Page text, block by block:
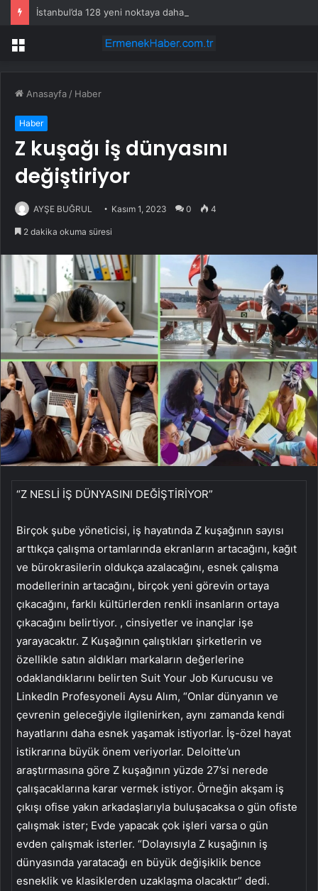
İstanbul’da 128 yeni noktaya daha EDS geliyor
Menü
Anasayfa / Haber
Haber
Z kuşağı iş dünyasını
değiştiriyor
AYŞE BUĞRUL Kasım 1, 2023 0 4
2 dakika okuma süresi
“Z NESLİ İŞ DÜNYASINI DEĞİŞTİRİYOR”
Birçok şube yöneticisi, iş hayatında Z kuşağının sayısı
arttıkça çalışma ortamlarında ekranların artacağını, kağıt
ve bürokrasilerin oldukça azalacağını, esnek çalışma
modellerinin artacağını, birçok yeni görevin ortaya
çıkacağını, farklı kültürlerden renkli insanların ortaya
çıkacağını belirtiyor. , cinsiyetler ve inançlar işe
yarayacaktır. Z Kuşağının çalıştıkları şirketlerin ve
özellikle satın aldıkları markaların değerlerine
odaklandıklarını belirten Suit Your Job Kurucusu ve
LinkedIn Profesyoneli Aysu Alım, “Onlar dünyanın ve
çevrenin geleceğiyle ilgilenirken, aynı zamanda kendi
hayatlarını daha esnek yaşamak istiyorlar. İş-özel hayat
istikrarına büyük önem veriyorlar. Deloitte’un
araştırmasına göre Z kuşağının yüzde 27’si nerede
çalışacaklarına karar vermek istiyor. Örneğin akşam iş
çıkışı ofise yakın arkadaşlarıyla buluşacaksa o gün ofiste
çalışmak ister; Evde yapacak çok işleri varsa o gün
evden çalışmak isterler. “Dolayısıyla Z kuşağının iş
dünyasında yaratacağı en büyük değişiklik bence
esneklik ve klasiklerden uzaklaşma olacaktır” dedi.